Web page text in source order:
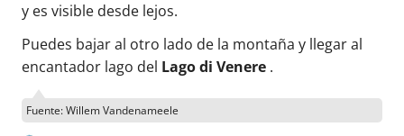
y es visible desde lejos.
Puedes bajar al otro lado de la montaña y llegar al
encantador lago del Lago di Venere .
Fuente: Willem Vandenameele